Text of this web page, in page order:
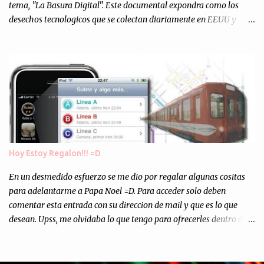
tema, "La Basura Digital". Este documental expondra como los
desechos tecnologicos que se colectan diariamente en EEUU y
Asi, todos los residuos sonincinerados produciendo lo que los
ambientalistas llaman "La Pesadilla de la Edad Cibernetica". La
transmision es el Domingo 2 de diciembre a las 21:00 hs. Me
parecio muy interesante, no creo que lo pueda ver por la hora, asi
que los comentarios los dejo en sus manos...
Hoy Estoy Regalon!!! =D
En un desmedido esfuerzo se me dio por regalar algunas cositas
para adelantarme a Papa Noel =D. Para acceder solo deben
comentar esta entrada con su direccion de mail y que es lo que
desean. Upss, me olvidaba lo que tengo para ofrecerles dentro de
del Sr. Angel Traversi de AMT Desarrollos * 7 Invitaciones para